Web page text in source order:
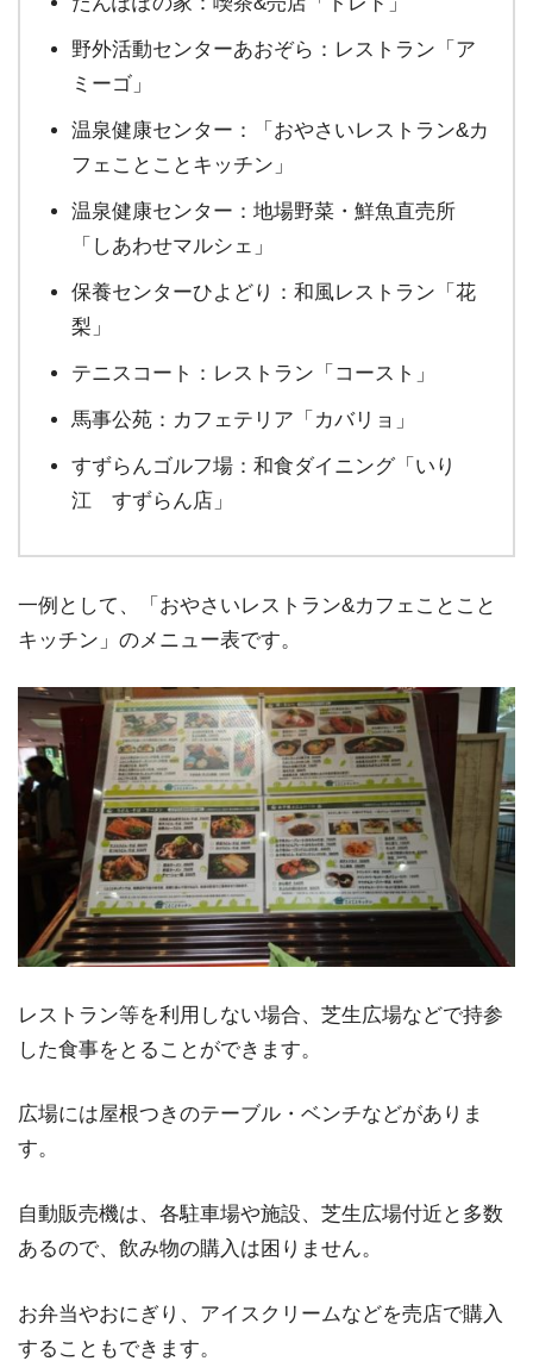
野外活動センターあおぞら：レストラン「ア
ミーゴ」
温泉健康センター：「おやさいレストラン&カ
フェことことキッチン」
温泉健康センター：地場野菜・鮮魚直売所
「しあわせマルシェ」
保養センターひよどり：和風レストラン「花
梨」
テニスコート：レストラン「コースト」
馬事公苑：カフェテリア「カバリョ」
すずらんゴルフ場：和食ダイニング「いり
江 すずらん店」
一例として、「おやさいレストラン&カフェことこと
キッチン」のメニュー表です。
レストラン等を利用しない場合、芝生広場などで持参
した食事をとることができます。
広場には屋根つきのテーブル・ベンチなどがありま
す。
自動販売機は、各駐車場や施設、芝生広場付近と多数
あるので、飲み物の購入は困りません。
お弁当やおにぎり、アイスクリームなどを売店で購入
することもできます。